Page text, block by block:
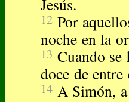
Jesús.
12 Por
noche en la
13 Cuando
doce de
14 A Simón,